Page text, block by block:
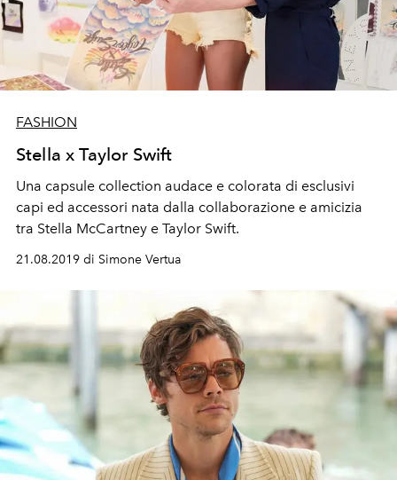
FASHION
Stella x Taylor Swift
Una capsule collection audace e colorata di esclusivi
capi ed accessori nata dalla collaborazione e amicizia
tra Stella McCartney e Taylor Swift.
21.08.2019 di Simone Vertua